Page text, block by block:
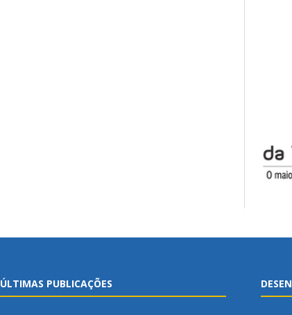
ÚLTIMAS PUBLICAÇÕES